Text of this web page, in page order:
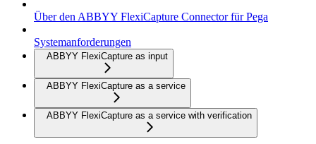
Über den ABBYY FlexiCapture Connector für Pega
Systemanforderungen
ABBYY FlexiCapture as input
ABBYY FlexiCapture as a service
ABBYY FlexiCapture as a service with verification